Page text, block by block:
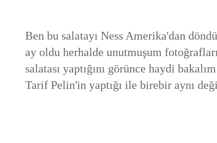
Ben bu salatayı Ness Amerika'dan
ay oldu herhalde unutmuşum
salatası yaptığını görünce haydi
Tarif Pelin'in yaptığı ile birebir aynı